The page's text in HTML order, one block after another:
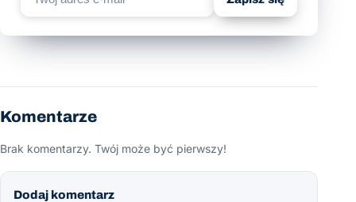
Komentarze
Brak komentarzy. Twój może być pierwszy!
Dodaj komentarz